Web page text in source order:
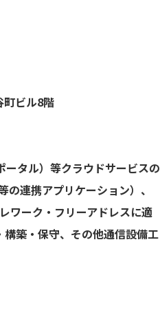
ビル8階
ル）等クラウドサービスの
連携アプリケーション）、
ワーク・フリーアドレスに適
築・保守、その他通信設備工